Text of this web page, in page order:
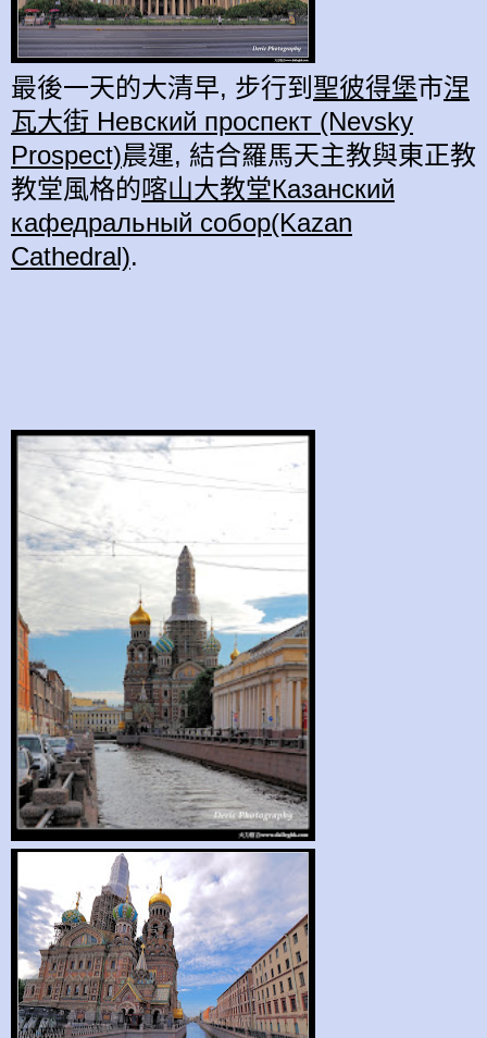
最後一天的大清早, 步行到 聖彼得堡市涅
瓦大街 Нeвский проспeкт (Nevsky
Prospect)晨運, 結合羅馬天主教與東正教
教堂風格的喀山大教堂Казанский
кафедральный собор(Kazan
Cathedral).